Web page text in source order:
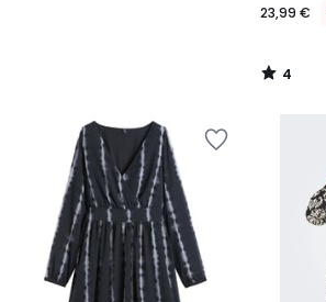
23,99 €
4
/